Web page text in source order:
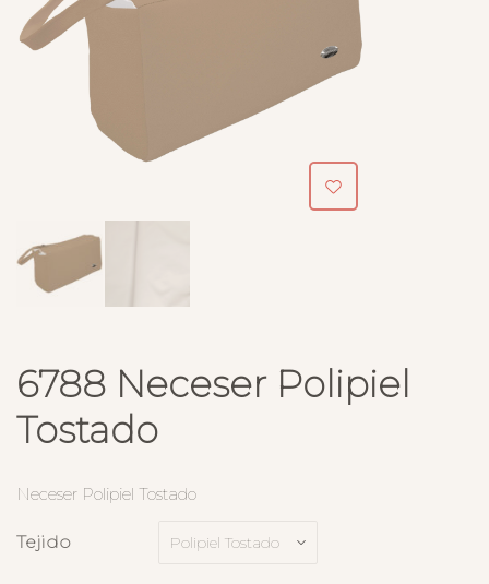
6788 Neceser Polipiel
Tostado
Neceser Polipiel Tostado
Tejido